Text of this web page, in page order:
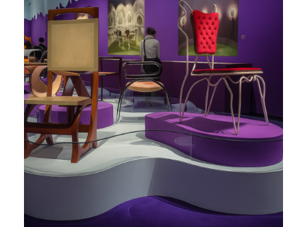
SCÉNOGRAPHIE TOUTE EN
COURBES D’UNE EXPO QUI
CÉLÈBRE L’ART NOUVEAU